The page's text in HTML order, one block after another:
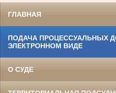
ГЛАВНАЯ
ПОДАЧА ПРОЦЕССУАЛЬНЫХ
ЭЛЕКТРОННОМ ВИДЕ
О СУДЕ